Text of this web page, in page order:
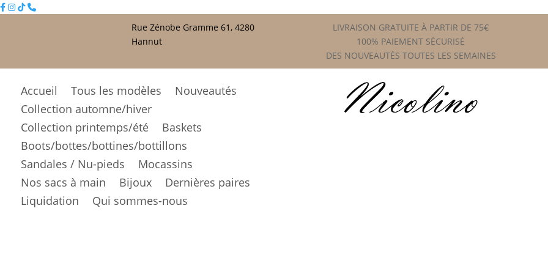
Rue Zénobe Gramme 61, 4280
Hannut
LIVRAISON GRATUITE À PARTIR DE 75€
100% PAIEMENT SÉCURISÉ
DES NOUVEAUTÉS TOUTES LES SEMAINES
Accueil Tous les modèles
Nouveautés
Collection automne/hiver
Collection printemps/été
Baskets
Boots/bottes/bottines/bottillons
Sandales / Nu-pieds
Mocassins
Nos sacs à main
Bijoux
Dernières paires
Liquidation
Qui sommes-nous